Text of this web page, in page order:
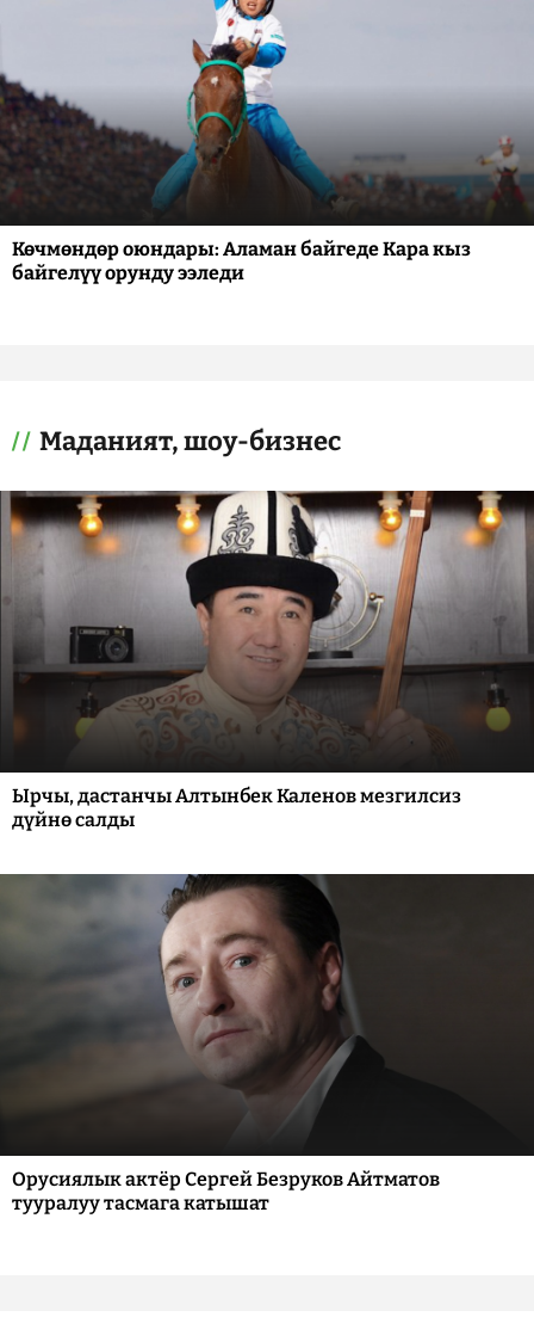
Көчмөндөр оюндары: Аламан байгеде Кара кыз
байгелүү орунду ээледи
Маданият, шоу-бизнес
Ырчы, дастанчы Алтынбек Каленов мезгилсиз
дүйнө салды
Орусиялык актёр Сергей Безруков Айтматов
тууралуу тасмага катышат